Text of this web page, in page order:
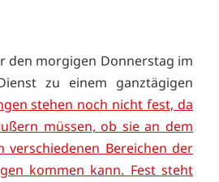
den morgigen Donnerstag im
zu einem ganztägigen
stehen noch nicht fest, da
müssen, ob sie an dem
verschiedenen Bereichen der
kommen kann. Fest steht